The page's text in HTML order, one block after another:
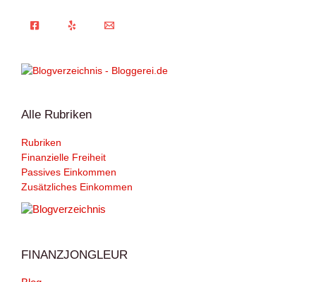
Alle Rubriken
Rubriken
Finanzielle Freiheit
Passives Einkommen
Zusätzliches Einkommen
FINANZJONGLEUR